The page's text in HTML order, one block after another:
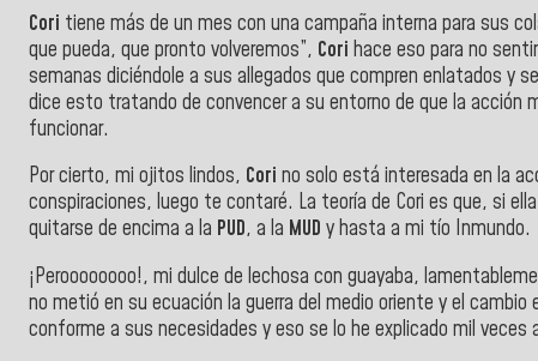
Cori tiene más de un mes con una campaña interna para sus
que pueda, que pronto volveremos”, Cori hace eso para no
semanas diciéndole a sus allegados que compren enlatados y
dice esto tratando de convencer a su entorno de que la acción
funcionar.
Por cierto, mi ojitos lindos, Cori no solo está interesada en la
conspiraciones, luego te contaré. La teoría de Cori es que, si
quitarse de encima a la PUD, a la MUD y hasta a mi tío Inmundo.
¡Peroooooooo!, mi dulce de lechosa con guayaba,
no metió en su ecuación la guerra del medio oriente y el
conforme a sus necesidades y eso se lo he explicado mil veces